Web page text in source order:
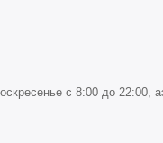
с 8:00 до 22:00,